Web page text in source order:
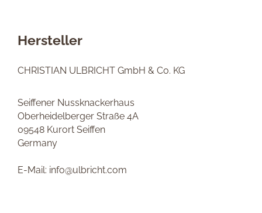
Hersteller
CHRISTIAN ULBRICHT GmbH & Co. KG
Seiffener Nussknackerhaus
Oberheidelberger Straße 4A
09548 Kurort Seiffen
Germany
E-Mail: info@ulbricht.com